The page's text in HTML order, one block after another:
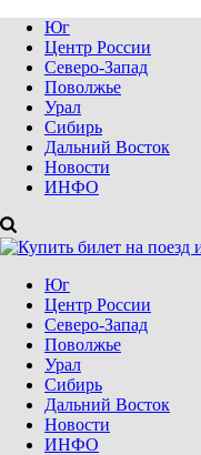
Юг
Центр России
Северо-Запад
Поволжье
Урал
Сибирь
Дальний Восток
Новости
ИНФО
Юг
Центр России
Северо-Запад
Поволжье
Урал
Сибирь
Дальний Восток
Новости
ИНФО